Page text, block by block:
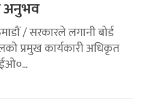
अनुभव
/ सरकारले लगानी बोर्ड
प्रमुख कार्यकारी अधिकृत